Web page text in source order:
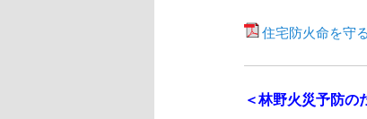
住宅防火命を守
＜林野火災予防の